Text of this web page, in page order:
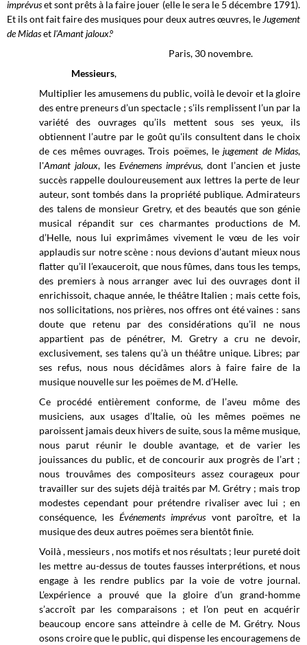
imprévuset sont prêts à la faire jouer (elle le sera le 5 décembre 1791).
Et ils ont fait faire des musiques pour deux autres œuvres, le Jugement
de Midasetl'Amant jaloux.°
Paris, 30 novembre.
Messieurs,
Multiplier les amusemens du public, voilà le devoir et la gloire
des entre preneurs d’un spectacle ; s’ils remplissent l’un par la
variété des ouvrages qu’ils mettent sous ses yeux, ils
obtiennent l’autre par le goût qu'ils consultent dans le choix
de ces mêmes ouvrages. Trois poëmes, lejugement de Midas,
l'Amant jaloux, lesEvénemens imprévus, dont l’ancien et juste
succès rappelle douloureusement aux lettres la perte de leur
auteur, sont tombés dans la propriété publique. Admirateurs
des talens de monsieur Gretry, et des beautés que son génie
musical répandit sur ces charmantes productions de M.
d’Helle, nous lui exprimâmes vivement le vœu de les voir
applaudis sur notre scène : nous devions d’autant mieux nous
flatter qu’il l’exauceroit, que nous fûmes, dans tous les temps,
des premiers à nous arranger avec lui des ouvrages dont il
enrichissoit, chaque année, le théâtre Italien ; mais cette fois,
nos sollicitations, nos prières, nos offres ont été vaines : sans
doute que retenu par des considérations qu’il ne nous
appartient pas de pénétrer, M. Gretry a cru ne devoir,
exclusivement, ses talens qu’à un théâtre unique. Libres; par
ses refus, nous nous décidâmes alors à faire faire de la
musique nouvelle sur les poëmes de M. d’Helle.
Ce procédé entièrement conforme, de l’aveu môme des
musiciens, aux usages d’Italie, où les mêmes poëmes ne
paroissent jamais deux hivers de suite, sous la même musique,
nous parut réunir le double avantage, et de varier les
jouissances du public, et de concourir aux progrès de l’art ;
nous trouvâmes des compositeurs assez courageux pour
travailler sur des sujets déjà traités par M. Grétry ; mais trop
modestes cependant pour prétendre rivaliser avec lui ; en
conséquence, lesÉvénements imprévusvont paroître, et la
musique des deux autres poëmes sera bientôt finie.
Voilà , messieurs , nos motifs et nos résultats ; leur pureté doit
les mettre au-dessus de toutes fausses interprétions, et nous
engage à les rendre publics par la voie de votre journal.
L’expérience a prouvé que la gloire d’un grand-homme
s’accroît par les comparaisons ; et l’on peut en acquérir
beaucoup encore sans atteindre à celle de M. Grétry. Nous
osons croire que le public, qui dispense les encouragemens de